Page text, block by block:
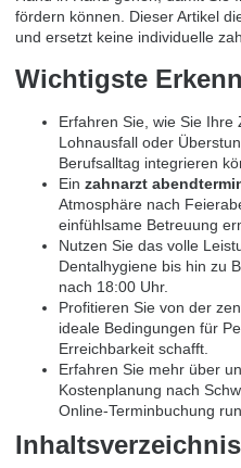
fördern können. Dieser Artikel
und ersetzt keine individuelle
Wichtigste
Erfahren Sie, wie Sie
Lohnausfall oder
Berufsalltag integrieren
Ein zahnarzt
Atmosphäre nach
einfühlsame Betreuung
Nutzen Sie das volle
Dentalhygiene bis hin zu
nach 18:00 Uhr.
Profitieren Sie von der
ideale Bedingungen für
Erreichbarkeit schafft.
Erfahren Sie mehr über
Kostenplanung nach
Online-Terminbuchung
Inhaltsverzeichnis